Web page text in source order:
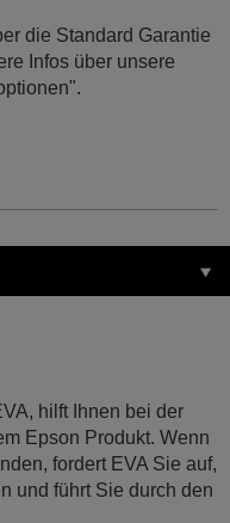
die Standard Garantie
Infos über unsere
hilft Ihnen bei der
Epson Produkt. Wenn
fordert EVA Sie auf,
und führt Sie durch den